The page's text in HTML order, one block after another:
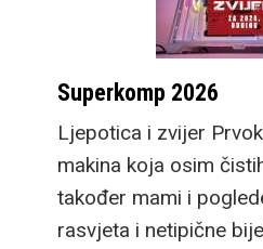
Superkomp 2026
Ljepotica i zvijer
makina koja osim
također mami i
rasvjeta i netipične